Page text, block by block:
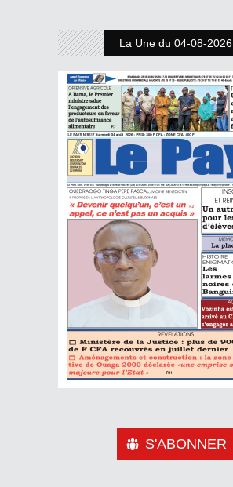
La Une du 04-08-2026
S'ABONNER